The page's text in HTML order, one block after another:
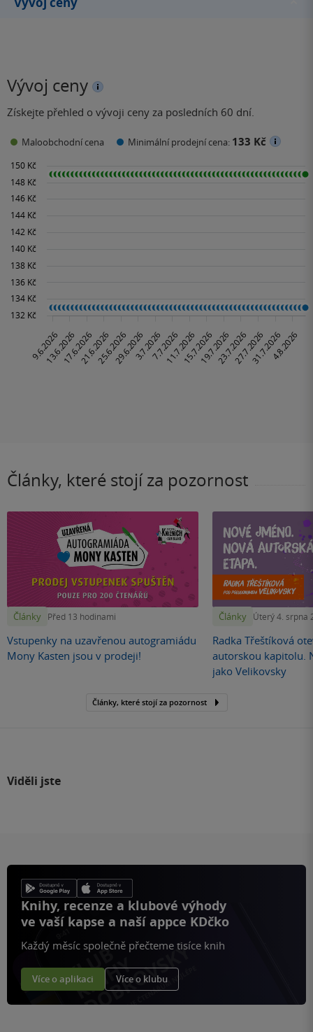
Vývoj ceny
Získejte přehled o vývoji ceny za posledních 60 dní.
Maloobchodní cena Minimální prodejní cena: 133 Kč
Články, které stojí za pozornost
Články Před 13 hodinami
Vstupenky na uzavřenou autogramiádu
Mony Kasten jsou v prodeji!
Články Úterý 4. srpna
Radka Třeštíková
autorskou kapitolu.
jako Velikovsky
Články, které stojí za pozornost
Viděli jste
Knihy, recenze a klubové výhody
ve vaší kapse a naší appce KDčko
Každý měsíc společně přečteme tisíce knih
Více o aplikaci Více o klubu